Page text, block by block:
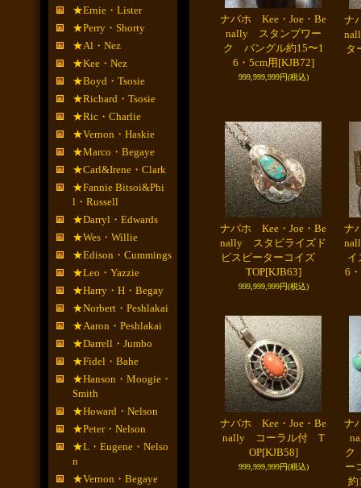
★Ernie・Lister
★Perry・Shorty
★Al・Nez
★Kee・Nez
★Boyd・Tsosie
★Richard・Tsosie
★Ric・Charlie
★Vernon・Haskie
★Marco・Begaye
★Carl&Irene・Clark
★Fannie Bitsoi&Phi
l・Russell
★Darryl・Edwards
★Wes・Willie
★Edison・Cummings
★Leo・Yazzie
★Harry・H・Begay
★Norbert・Peshlakai
★Aaron・Peshlakai
★Darrell・Jumbo
★Fidel・Bahe
★Hanson・Moogie・
Smith
★Howard・Nelson
★Peter・Nelson
★L・Eugene・Nelso
n
★Vernon・Begaye
ナバホ Kee・Joe・Be
nally スタンプワー
ク バングル約15〜1
6・5cm用 [KJB72]
999,999,999円(税込)
ナ
タ
ナバホ Kee・Joe・Be
nally スタビライズド
ビスビーターコイズ
TOP[KJB63]
999,999,999円(税込)
ナ
6
ナバホ Kee・Joe・Be
nally コーラル付 T
OP[KJB58]
999,999,999円(税込)
ナ
ク
ー
約